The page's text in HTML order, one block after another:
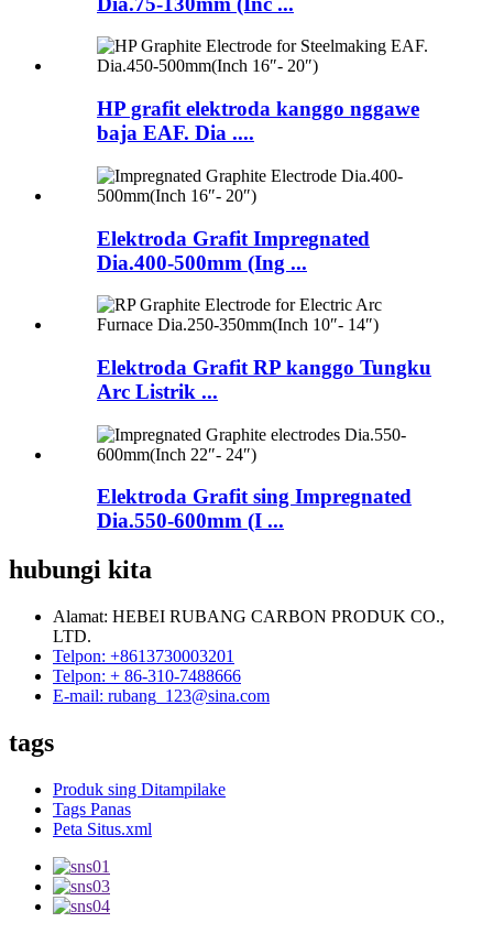
HP grafit elektroda kanggo nggawe
baja EAF. Dia ....
Elektroda Grafit Impregnated
Dia.400-500mm (Ing ...
Elektroda Grafit RP kanggo Tungku
Arc Listrik ...
Elektroda Grafit sing Impregnated
Dia.550-600mm (I ...
hubungi kita
Alamat: HEBEI RUBANG CARBON PRODUK CO.,
LTD.
Telpon: +8613730003201
Telpon: + 86-310-7488666
E-mail: rubang_123@sina.com
tags
Produk sing Ditampilake
Tags Panas
Peta Situs.xml